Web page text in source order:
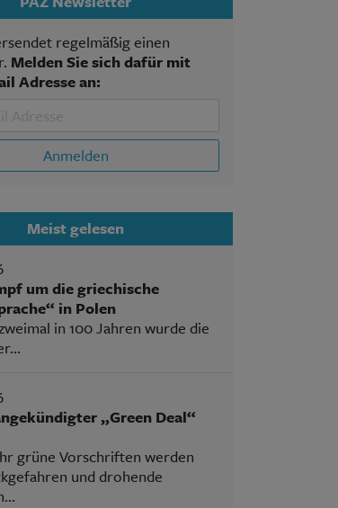
regelmäßig einen
Melden Sie sich dafür mit
Adresse an:
Anmelden
Meist gelesen
um die griechische
in Polen
in 100 Jahren wurde die
„Green Deal“
grüne Vorschriften werden
und drohende